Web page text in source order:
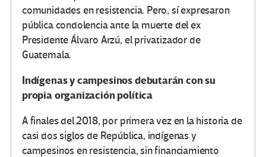
comunidades en resistencia. Pero, sí expresaron
pública condolencia ante la muerte del ex
Presidente Álvaro Arzú, el privatizador de
Guatemala.
Indígenas y campesinos debutarán con su
propia organización política
A finales del 2018, por primera vez en la historia de
casi dos siglos de República, indígenas y
campesinos en resistencia, sin financiamiento